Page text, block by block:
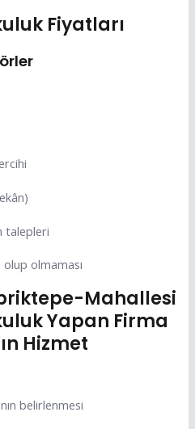
Fiyatları
talepleri
olup olmaması
Mahallesi
Yapan Firma
Hizmet
belirlenmesi